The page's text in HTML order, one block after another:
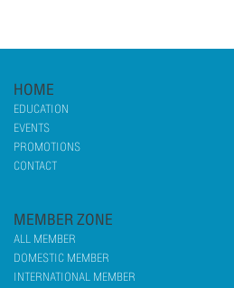
HOME
EDUCATION
EVENTS
PROMOTIONS
CONTACT
MEMBER ZONE
ALL MEMBER
DOMESTIC MEMBER
INTERNATIONAL MEMBER